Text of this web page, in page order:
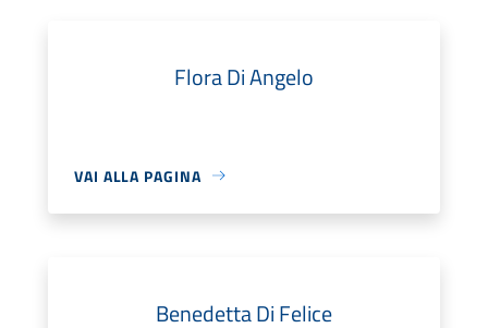
Flora Di Angelo
VAI ALLA PAGINA
Benedetta Di Felice